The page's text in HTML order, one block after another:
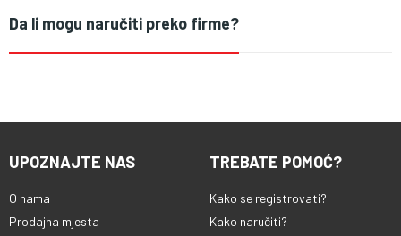
Da li mogu naručiti preko firme?
UPOZNAJTE NAS
O nama
Prodajna mjesta
TREBATE POMOĆ?
Kako se registrovati?
Kako naručiti?